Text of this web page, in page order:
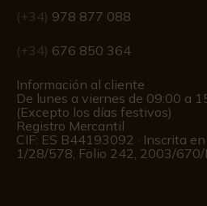
(+34) 978 877 088
(+34) 676 850 364
Información al cliente
De lunes a viernes de 09:00 a
(Excepto los días festivos)
Registro Mercantil
CIF: ES B44193092 · Inscrita
1/28/578, Folio 242, 2003/